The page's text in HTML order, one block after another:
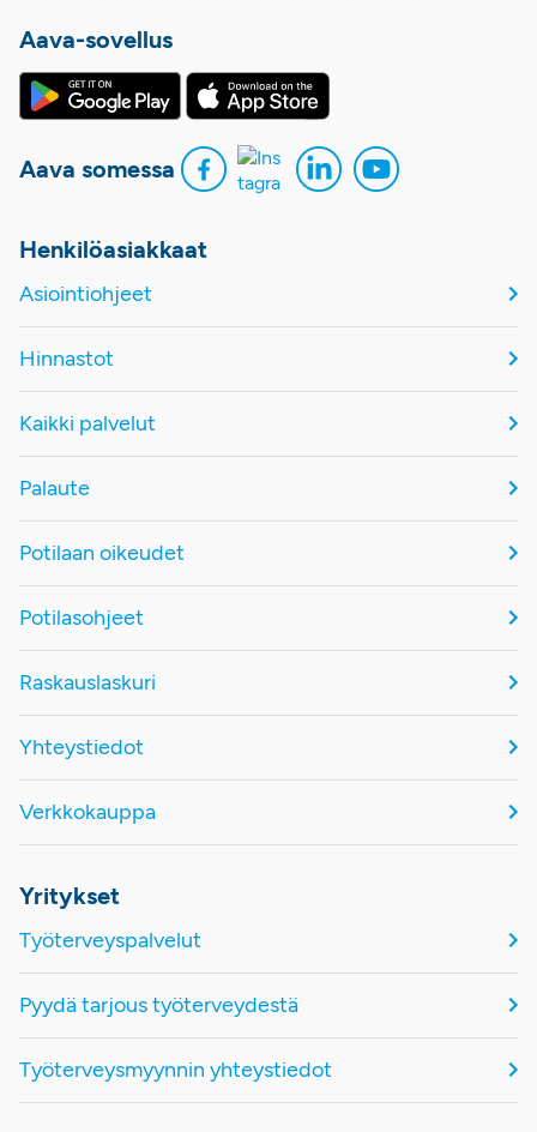
Aava-sovellus
Aava somessa
Henkilöasiakkaat
Asiointiohjeet
Hinnastot
Kaikki palvelut
Palaute
Potilaan oikeudet
Potilasohjeet
Raskauslaskuri
Yhteystiedot
Verkkokauppa
Yritykset
Työterveyspalvelut
Pyydä tarjous työterveydestä
Työterveysmyynnin yhteystiedot